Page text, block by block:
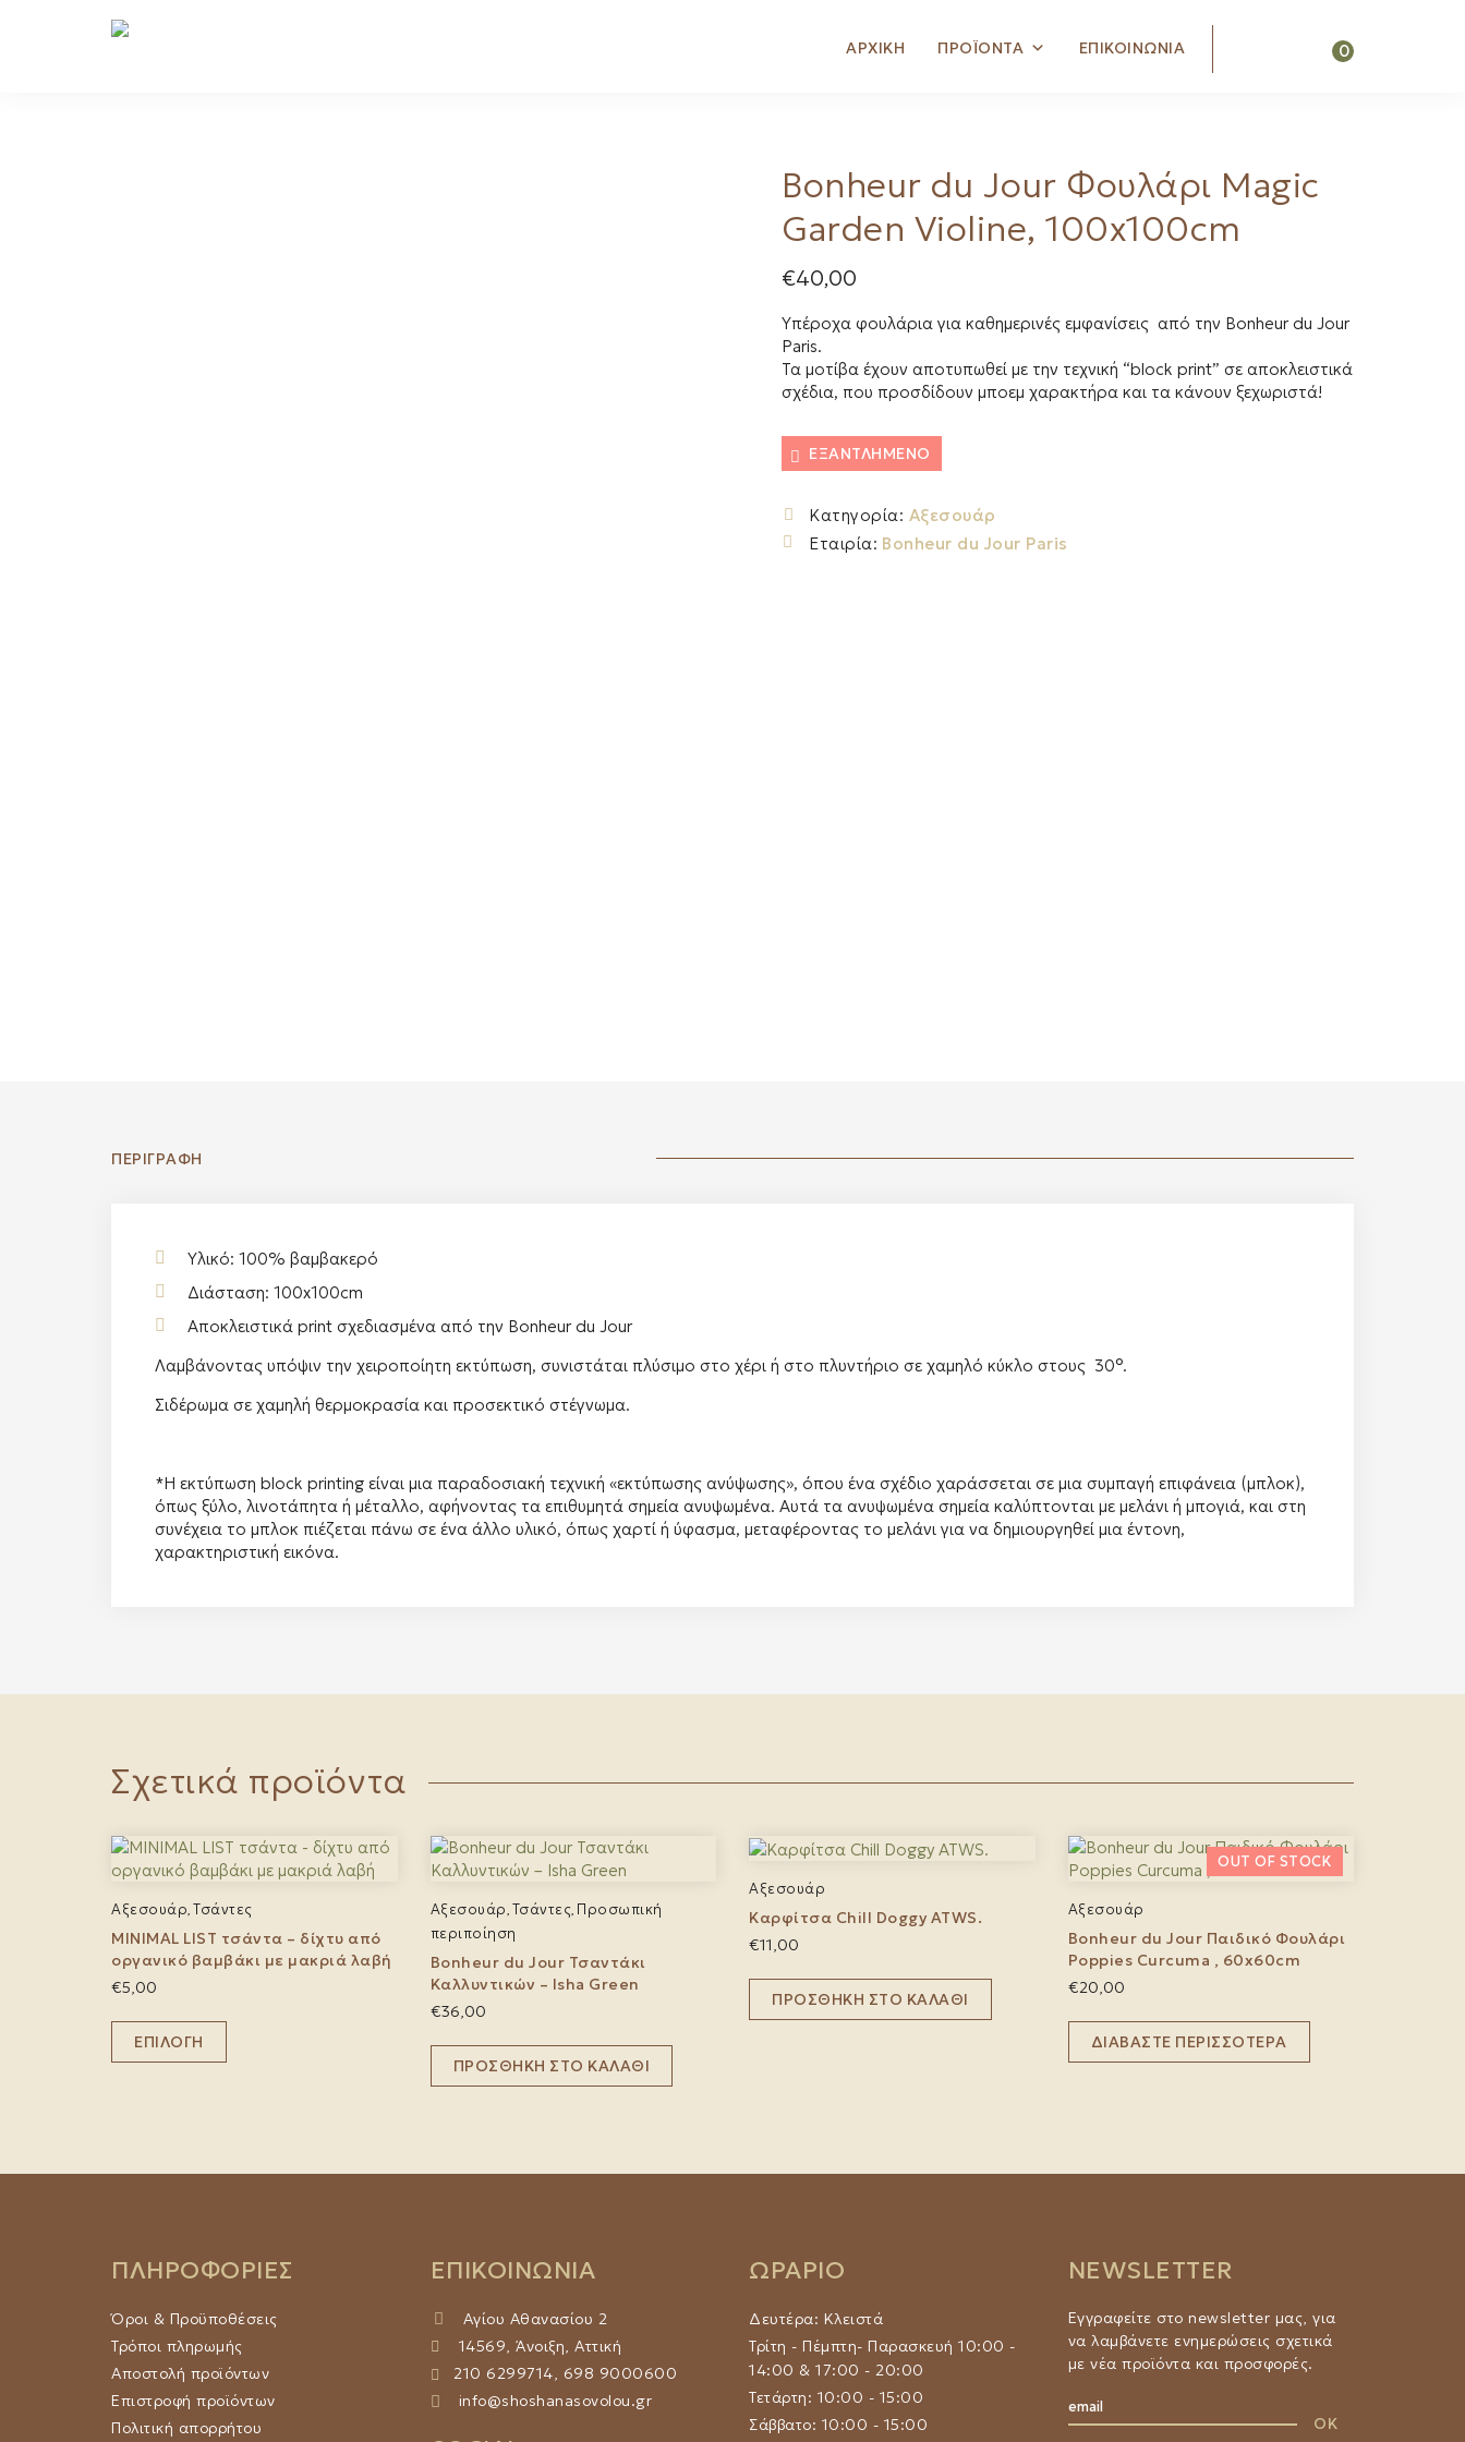
ΑΡΧΙΚΗ ΠΡΟΪΟΝΤΑ ΕΠΙΚΟΙΝΩΝΙΑ
Search
0
Bonheur du Jour Φουλάρι Magic
Garden Violine, 100x100cm
€40,00
Υπέροχα φουλάρια για καθημερινές εμφανίσεις από την Bonheur du Jour
Paris.
Τα μοτίβα έχουν αποτυπωθεί με την τεχνική “block print” σε αποκλειστικά
σχέδια, που προσδίδουν μποεμ χαρακτήρα και τα κάνουν ξεχωριστά!
ΕΞΑΝΤΛΗΜΈΝΟ
Κατηγορία: Αξεσουάρ
Εταιρία: Bonheur du Jour Paris
ΠΕΡΙΓΡΑΦΉ
Υλικό: 100% βαμβακερό
Διάσταση: 100x100cm
Αποκλειστικά print σχεδιασμένα από την Bonheur du Jour
Λαμβάνοντας υπόψιν την χειροποίητη εκτύπωση, συνιστάται πλύσιμο στο χέρι ή στο πλυντήριο σε χαμηλό κύκλο στους 30°.
Σιδέρωμα σε χαμηλή θερμοκρασία και προσεκτικό στέγνωμα.
*Η εκτύπωση block printing είναι μια παραδοσιακή τεχνική «εκτύπωσης ανύψωσης», όπου ένα σχέδιο χαράσσεται σε μια συμπαγή επιφάνεια (μπλοκ),
όπως ξύλο, λινοτάπητα ή μέταλλο, αφήνοντας τα επιθυμητά σημεία ανυψωμένα. Αυτά τα ανυψωμένα σημεία καλύπτονται με μελάνι ή μπογιά, και στη
συνέχεια το μπλοκ πιέζεται πάνω σε ένα άλλο υλικό, όπως χαρτί ή ύφασμα, μεταφέροντας το μελάνι για να δημιουργηθεί μια έντονη,
χαρακτηριστική εικόνα.
Σχετικά προϊόντα
Αξεσουάρ, Τσάντες
MINIMAL LIST τσάντα – δίχτυ από
οργανικό βαμβάκι με μακριά λαβή
€5,00
ΕΠΙΛΟΓΉ
Αυτό
προϊόν
επιλογές
στη
του
προϊόντος
Αξεσουάρ, Τσάντες, Προσωπική
περιποίηση
Bonheur du Jour Τσαντάκι
Καλλυντικών – Isha Green
€36,00
ΠΡΟΣΘΉΚΗ ΣΤΟ ΚΑΛΆΘΙ
Αξεσουάρ
Καρφίτσα Chill Doggy ATWS.
€11,00
ΠΡΟΣΘΉΚΗ ΣΤΟ ΚΑΛΆΘΙ
Αξεσουάρ
Bonheur du Jour Παιδικό Φουλάρι
Poppies Curcuma , 60x60cm
€20,00
ΔΙΑΒΆΣΤΕ ΠΕΡΙΣΣΌΤΕΡΑ
ΠΛΗΡΟΦΟΡΙΕΣ
Όροι & Προϋποθέσεις
Τρόποι πληρωμής
Αποστολή προϊόντων
Επιστροφή προϊόντων
Πολιτική απορρήτου
ΕΠΙΚΟΙΝΩΝΙΑ
Αγίου Αθανασίου 2
14569, Άνοιξη, Αττική
210 6299714, 698 9000600
info@shoshanasovolou.gr
ΩΡΑΡΙΟ
Δευτέρα: Κλειστά
Τρίτη - Πέμπτη- Παρασκευή 10:00 -
14:00 & 17:00 - 20:00
Τετάρτη: 10:00 - 15:00
Σάββατο: 10:00 - 15:00
NEWSLETTER
Εγγραφείτε στο newsletter μας, για
να λαμβάνετε ενημερώσεις σχετικά
με νέα προϊόντα και προσφορές.